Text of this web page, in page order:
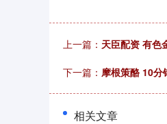
上一篇： 天臣配资 有色
下一篇： 摩根策酪 10分
相关文章